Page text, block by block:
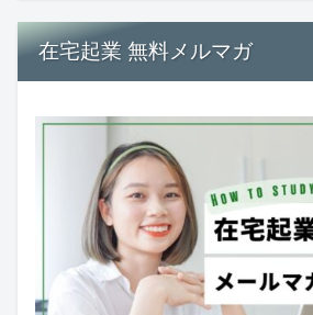
在宅起業 無料メルマガ